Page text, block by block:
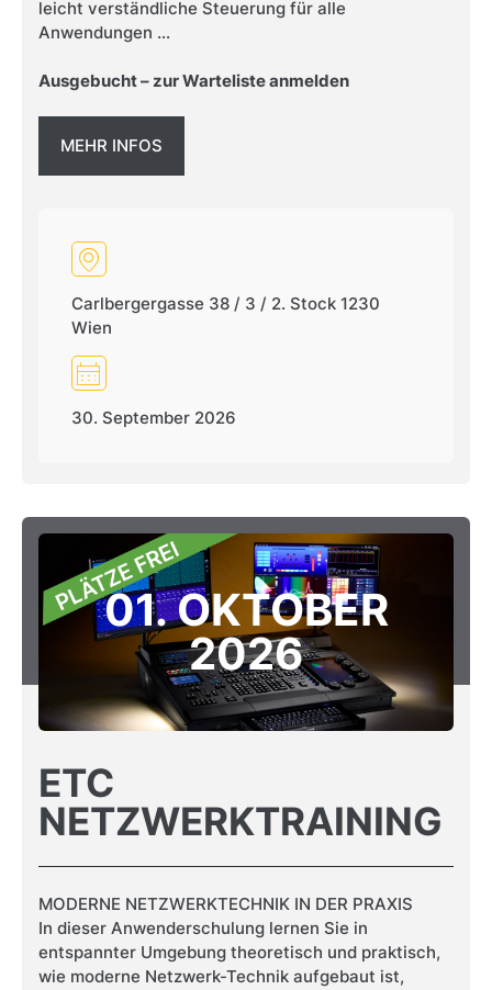
leicht verständliche Steuerung für alle
Anwendungen ...
Ausgebucht – zur Warteliste anmelden
MEHR INFOS
Carlbergergasse 38 / 3 / 2. Stock 1230
Wien
30. September 2026
01. OKTOBER
2026
ETC
NETZWERKTRAINING
MODERNE NETZWERKTECHNIK IN DER PRAXIS
In dieser Anwenderschulung lernen Sie in
entspannter Umgebung theoretisch und praktisch,
wie moderne Netzwerk-Technik aufgebaut ist,